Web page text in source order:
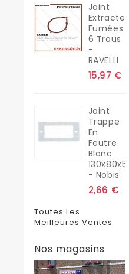
Joint
Extracteur
Fumées
6 Trous
-
RAVELLI
15,97 €
Joint
Trappe
En
Feutre
Blanc
130x80x5
- Nobis
2,66 €
Toutes Les
Meilleures Ventes
Nos magasins